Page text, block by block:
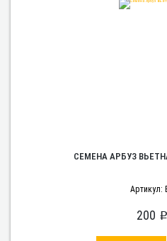
СЕМЕНА АРБУЗ
Артикул:
200 p